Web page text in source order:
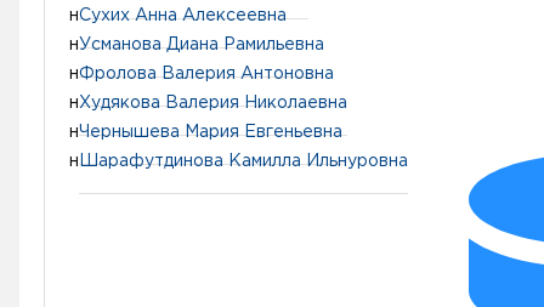
нСухих Анна Алексеевна
нУсманова Диана Рамильевна
нФролова Валерия Антоновна
нХудякова Валерия Николаевна
нЧернышева Мария Евгеньевна
нШарафутдинова Камилла Ильнуровна